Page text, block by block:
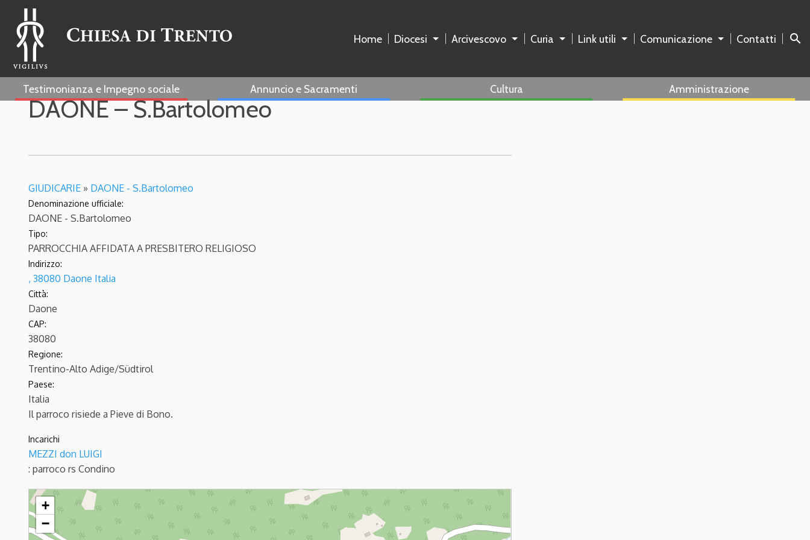
Home Diocesi Arcivescovo Curia Link utili Comunicazione Contatti search
Testimonianza e Impegno sociale Annuncio e Sacramenti Cultura Amministrazione
DAONE – S.Bartolomeo
GIUDICARIE » DAONE - S.Bartolomeo
Denominazione ufficiale:
DAONE - S.Bartolomeo
Tipo:
PARROCCHIA AFFIDATA A PRESBITERO RELIGIOSO
Indirizzo:
, 38080 Daone Italia
Città:
Daone
CAP:
38080
Regione:
Trentino-Alto Adige/Südtirol
Paese:
Italia
Il parroco risiede a Pieve di Bono.
Incarichi
MEZZI don LUIGI
: parroco rs Condino
DAONE - S.Bartolomeo
+
−